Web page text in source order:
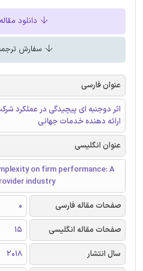
دانلود
سفارش
عنوان فارسی
اثر دوجنبه ای پیچیدگی در عملکرد
ارائه دهنده خدمات جهانی
عنوان انگلیسی
on firm performance: A
industry
صفحات مقاله فارسی
0
صفحات مقاله انگلیسی
15
سال انتشار
2018